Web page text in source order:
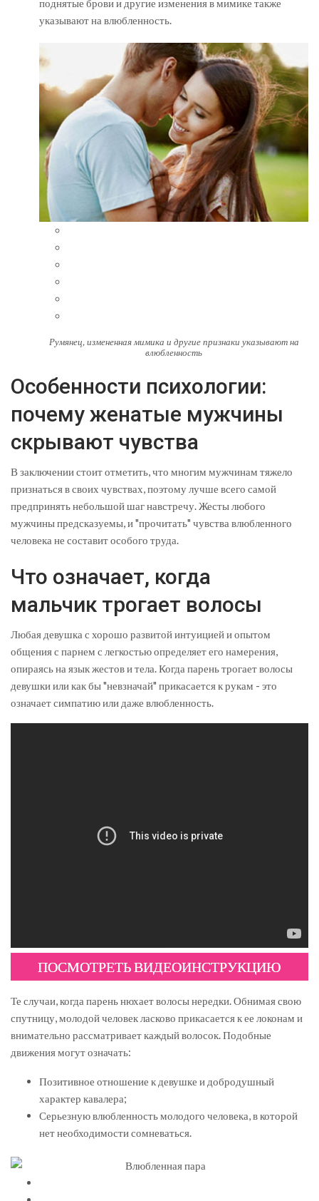
поднятые брови и другие изменения в мимике также
указывают на влюбленность.
Румянец, измененная мимика и другие признаки указывают на
влюбленность
Особенности психологии:
почему женатые мужчины
скрывают чувства
В заключении стоит отметить, что многим мужчинам тяжело
признаться в своих чувствах, поэтому лучше всего самой
предпринять небольшой шаг навстречу. Жесты любого
мужчины предсказуемы, и "прочитать" чувства влюбленного
человека не составит особого труда.
Что означает, когда
мальчик трогает волосы
Любая девушка с хорошо развитой интуицией и опытом
общения с парнем с легкостью определяет его намерения,
опираясь на язык жестов и тела. Когда парень трогает волосы
девушки или как бы "невзначай" прикасается к рукам - это
означает симпатию или даже влюбленность.
ПОСМОТРЕТЬ ВИДЕОИНСТРУКЦИЮ
Те случаи, когда парень нюхает волосы нередки. Обнимая свою
спутницу, молодой человек ласково прикасается к ее локонам и
внимательно рассматривает каждый волосок. Подобные
движения могут означать:
Позитивное отношение к девушке и добродушный
характер кавалера;
Серьезную влюбленность молодого человека, в которой
нет необходимости сомневаться.